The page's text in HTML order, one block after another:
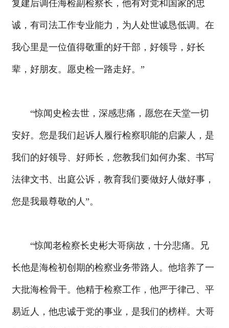
复建后调任海检副检察长，他有对党和国家的忠
诚，有司法工作专业能力，为人处世诚恳低调。在
我心里是一位值得敬重的好干部，好领导，好长
辈，好朋友。愿史检一路走好。”
“惊闻史检去世，深感悲痛，愿您在天堂一切
安好。您是我们起诉人履行检察职能的启蒙人，是
我们的好领导、好师长，您教我们如何办案、书写
法律文书、出庭公诉，教育我们要做好人做好事，
您是我最尊敬的人”。
“惊闻老检察长史彬大哥病故，十分悲痛。兄
长他是海检初创期的检察业务带路人。他培养了一
大批海检骨干。他精于检察工作，他严于律己、平
易近人，他忠诚于党的事业，是我们的榜样。大哥